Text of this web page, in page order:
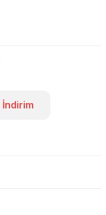
İndirim